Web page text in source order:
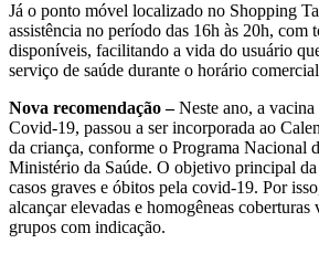
Já o ponto móvel localizado no Shopping
assistência no período das 16h às 20h, com
disponíveis, facilitando a vida do usuário
serviço de saúde durante o horário
Nova recomendação –Neste ano, a
Covid-19, passou a ser incorporada ao
da criança, conforme o Programa Nacional
Ministério da Saúde. O objetivo principal
casos graves e óbitos pela covid-19. Por
alcançar elevadas e homogêneas coberturas
grupos com indicação.